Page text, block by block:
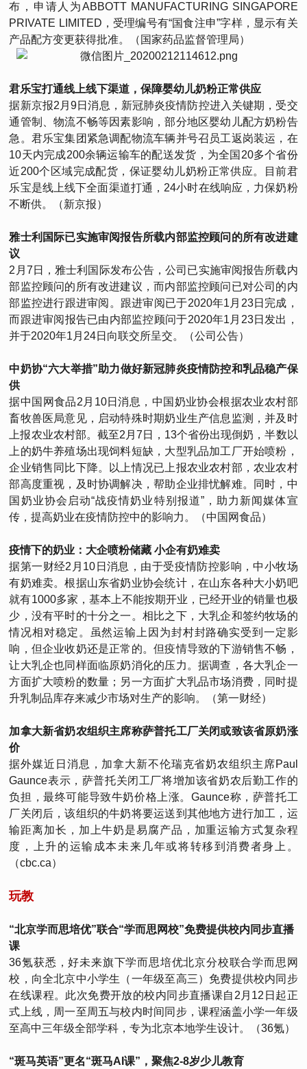
布，申请人为ABBOTT MANUFACTURING SINGAPORE
PRIVATE LIMITED，受理编号有“国食注申”字样，显示有关
产品配方变更获得批准。（国家药品监督管理局）
君乐宝打通线上线下渠道，保障婴幼儿奶粉正常供应
据新京报2月9日消息，新冠肺炎疫情防控进入关键期，受交
通管制、物流不畅等因素影响，部分地区婴幼儿配方奶粉告
急。君乐宝集团紧急调配物流车辆并号召员工返岗装运，在
10天内完成200余辆运输车的配送发货，为全国20多个省份
近200个区域完成配货，保证婴幼儿奶粉正常供应。目前君
乐宝是线上线下全面渠道打通，24小时在线响应，力保奶粉
不断供。（新京报）
雅士利国际已实施审阅报告所载内部监控顾问的所有改进建
议
2月7日，雅士利国际发布公告，公司已实施审阅报告所载内
部监控顾问的所有改进建议，而内部监控顾问已对公司的内
部监控进行跟进审阅。跟进审阅已于2020年1月23日完成，
而跟进审阅报告已由内部监控顾问于2020年1月23日发出，
并于2020年1月24日向联交所呈交。（公司公告）
中奶协“六大举措”助力做好新冠肺炎疫情防控和乳品稳产保
供
据中国网食品2月10日消息，中国奶业协会根据农业农村部
畜牧兽医局意见，启动特殊时期奶业生产信息监测，并及时
上报农业农村部。截至2月7日，13个省份出现倒奶，半数以
上的奶牛养殖场出现饲料短缺，大型乳品加工厂开始喷粉，
企业销售同比下降。以上情况已上报农业农村部，农业农村
部高度重视，及时协调解决，帮助企业排忧解难。同时，中
国奶业协会启动“战疫情奶业特别报道”，助力新闻媒体宣
传，提高奶业在疫情防控中的影响力。（中国网食品）
疫情下的奶业：大企喷粉储藏 小企有奶难卖
据第一财经2月10日消息，由于受疫情防控影响，中小牧场
有奶难卖。根据山东省奶业协会统计，在山东各种大小奶吧
就有1000多家，基本上不能按期开业，已经开业的销量也极
少，没有平时的十分之一。相比之下，大乳企和签约牧场的
情况相对稳定。虽然运输上因为封村封路确实受到一定影
响，但企业收奶还是正常的。但疫情导致的下游销售不畅，
让大乳企也同样面临原奶消化的压力。据调查，各大乳企一
方面扩大喷粉的数量；另一方面扩大乳品市场消费，同时提
升乳制品库存来减少市场对生产的影响。（第一财经）
加拿大新省奶农组织主席称萨普托工厂关闭或致该省原奶涨
价
据外媒近日消息，加拿大新不伦瑞克省奶农组织主席Paul
Gaunce表示，萨普托关闭工厂将增加该省奶农后勤工作的
负担，最终可能导致牛奶价格上涨。Gaunce称，萨普托工
厂关闭后，该组织的牛奶将要运送到其他地方进行加工，运
输距离加长，加上牛奶是易腐产品，加重运输方式复杂程
度，上升的运输成本未来几年或将转移到消费者身上。
（cbc.ca）
玩教
“北京学而思培优”联合“学而思网校”免费提供校内同步直播
课
36氪获悉，好未来旗下学而思培优北京分校联合学而思网
校，向全北京中小学生（一年级至高三）免费提供校内同步
在线课程。此次免费开放的校内同步直播课自2月12日起正
式上线，周一至周五与校内时间同步，课程涵盖小学一年级
至高中三年级全部学科，专为北京本地学生设计。（36氪）
“斑马英语”更名“斑马AI课”，聚焦2-8岁少儿教育